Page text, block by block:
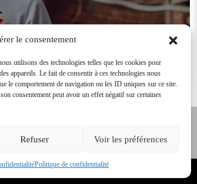
le consentement
utilisons des technologies telles que les cookies pour
appareils. Le fait de consentir à ces technologies nous
le comportement de navigation ou les ID uniques sur ce site.
consentement peut avoir un effet négatif sur certaines
Refuser Voir les préférences
Politique de confidentialité
Générales de vente